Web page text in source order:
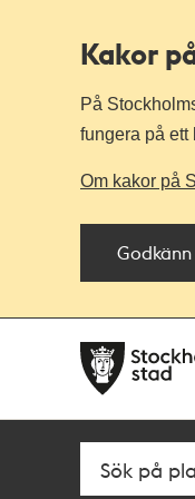
Kakor
På
fungera på ett
Om kakor på
navigationen
huvudinnehållet
Fritextsök